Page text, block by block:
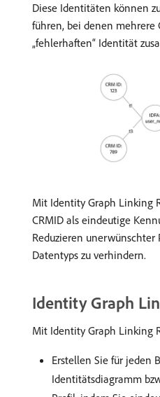
Diese Identitäten können
führen, bei denen mehrere
„fehlerhaften“ Identität
Mit Identity Graph Linking
CRMID als eindeutige
Reduzieren unerwünschter
Datentyps zu verhindern.
Identity Graph
Mit Identity Graph Linking
Erstellen Sie für jeden
Identitätsdiagramm